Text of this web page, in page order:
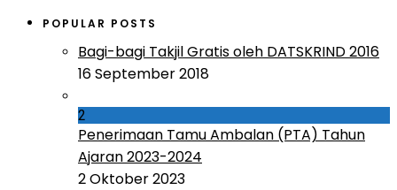
POPULAR POSTS
Bagi-bagi Takjil Gratis oleh DATSKRIND 2016
16 September 2018
2
Penerimaan Tamu Ambalan (PTA) Tahun
Ajaran 2023-2024
2 Oktober 2023